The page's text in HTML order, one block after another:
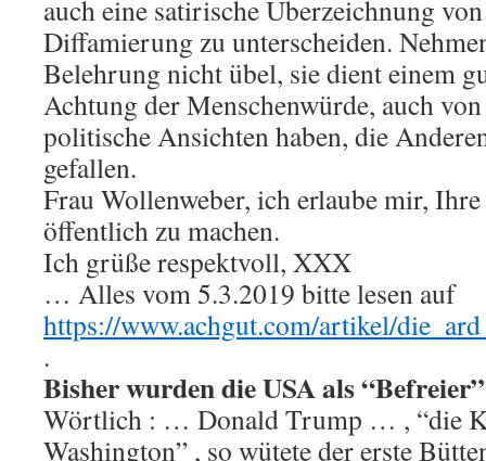
auch eine satirische Überzeichnung
Diffamierung zu unterscheiden.
Belehrung nicht übel, sie dient einem
Achtung der Menschenwürde, auch
politische Ansichten haben, die
gefallen.
Frau Wollenweber, ich erlaube mir,
öffentlich zu machen.
Ich grüße respektvoll, XXX
… Alles vom 5.3.2019 bitte lesen auf
https://www.achgut.com/artikel/
.
Bisher wurden die USA als
Wörtlich : … Donald Trump … , “die
Washington” , so wütete der erste